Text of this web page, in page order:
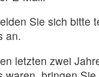
Sie sich bitte
an.
letzten zwei